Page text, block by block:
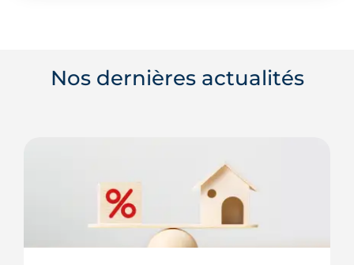
Nos dernières actualités